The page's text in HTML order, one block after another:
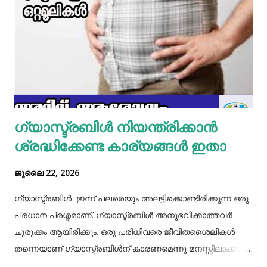
മിക്സിയുടെ ജാറിലേക്ക് മുട്ട, മൈദ, വെള്ളം പാകത്തിന് ഉപ്പ്
എന്നിവ ചേർത്ത് നന്നായിട്ട് അടിച്ചെടുക്കാം. ഇനി ഒരു പാനിൽ
മാവൊഴിച്ചു ദോശ ചുട്ടെടുക്കാം. ഇനി ഒരു പാത്രത്തിൽ മുട്ട
പൊട്ടിച്ച് ഒഴിക്കാം കൂടെത്തന്നെ പാൽ, കുരുമുളകുപൊടി, ഉപ്പ്,
മല്ലിയില എന്നിവ ചേർത്തൊരു മിക്സ്‌ തയാറാക്കാം. ഇനി
ഒരു പാനിൽ കുറച്ച് നെയ്യ് തടവിയ ശേഷം അതിൽ തയാ...
ഗ്യാസ്ട്രബിൾ നിയന്ത്രിക്കാൻ
ശ്രദ്ധിക്കേണ്ട കാര്യങ്ങൾ ഇതാ
ജൂലൈ 22, 2026
ഗ്യാസ്ട്രബിൾ ഇന്ന് പലരെയും അലട്ടിക്കൊണ്ടിരിക്കുന്ന ഒരു
പ്രധാന പ്രശ്നമാണ്. ഗ്യാസ്ട്രബിൾ അനുഭവിക്കാത്തവർ
ചുരുക്കം ആയിരിക്കും. ഒരു പരിധിവരെ ജീവിതശൈലികൾ
തന്നെയാണ് ഗ്യാസ്ട്രബിൾന് കാരണമെന്നു മനസ്സിലാക്കാം.